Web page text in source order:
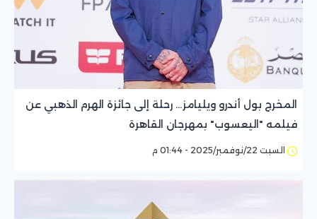
المخرج بول أندرو ويليامز… رحلة إلى جائزة الهرم الذهبي عن
فيلمه "اليعسوب" بمهرجان القاهرة
السبت 22/نوفمبر/2025 - 01:44 م